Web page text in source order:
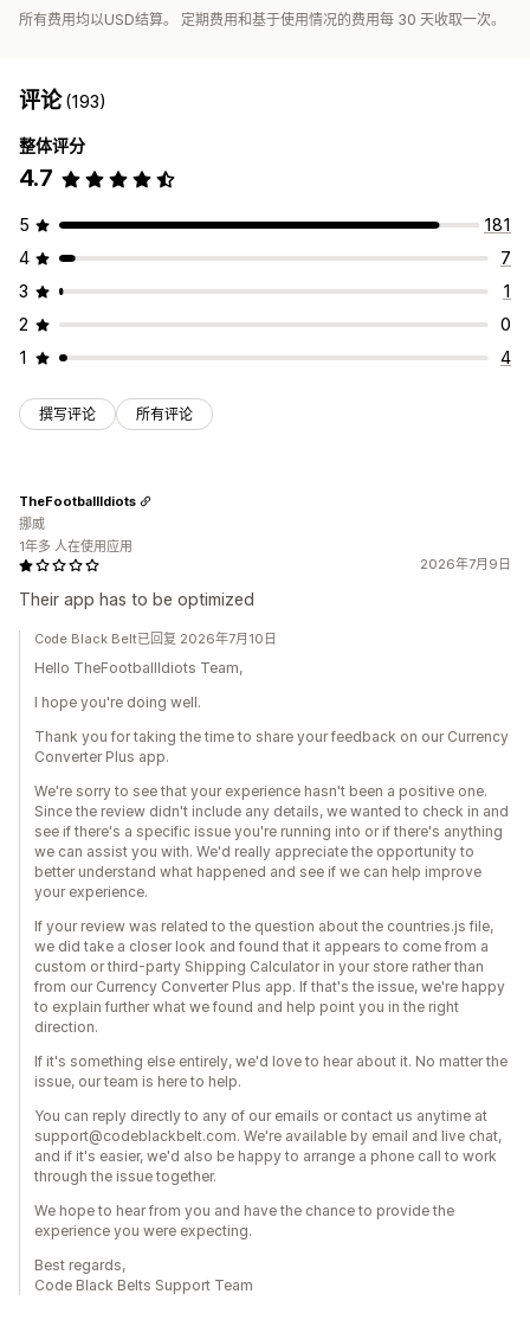
所有费用均以USD结算。 定期费用和基于使用情况的费用每 30 天收取一次。
评论(193)
整体评分
4.7
5
181
4
7
3
1
2
0
1
4
撰写评论 所有评论
2026年7月9日
Their app has to be optimized
TheFootballIdiots
挪威
1年多 人在使用应用
Code Black Belt已回复 2026年7月10日
Hello TheFootballIdiots Team,
I hope you're doing well.
Thank you for taking the time to share your feedback on our Currency
Converter Plus app.
We're sorry to see that your experience hasn't been a positive one.
Since the review didn't include any details, we wanted to check in and
see if there's a specific issue you're running into or if there's anything
we can assist you with. We'd really appreciate the opportunity to
better understand what happened and see if we can help improve
your experience.
If your review was related to the question about the countries.js file,
we did take a closer look and found that it appears to come from a
custom or third-party Shipping Calculator in your store rather than
from our Currency Converter Plus app. If that's the issue, we're happy
to explain further what we found and help point you in the right
direction.
If it's something else entirely, we'd love to hear about it. No matter the
issue, our team is here to help.
You can reply directly to any of our emails or contact us anytime at
support@codeblackbelt.com. We're available by email and live chat,
and if it's easier, we'd also be happy to arrange a phone call to work
through the issue together.
We hope to hear from you and have the chance to provide the
experience you were expecting.
Best regards,
Code Black Belts Support Team